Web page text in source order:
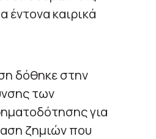
έντονα καιρικά
δόθηκε στην
των
για
ζημιών που